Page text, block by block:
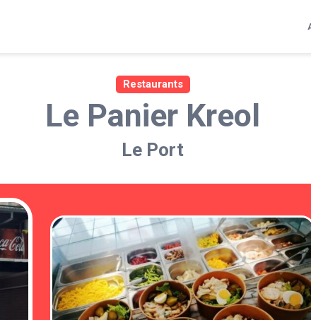
Restaurants
Le Panier Kreol
Le Port